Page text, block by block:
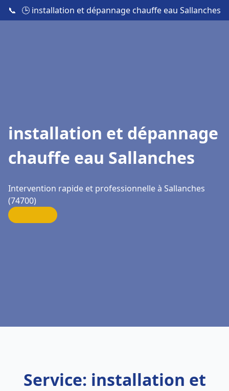
📞 🕒 installation et dépannage chauffe eau Sallanches
installation et dépannage
chauffe eau Sallanches
Intervention rapide et professionnelle à Sallanches
(74700)
Service: installation et